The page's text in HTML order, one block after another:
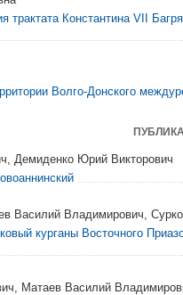
трактата Константина VII
Волго-Донского
Демиденко Юрий Викторович
Василий Владимирович,
курганы Восточного
Матаев Василий